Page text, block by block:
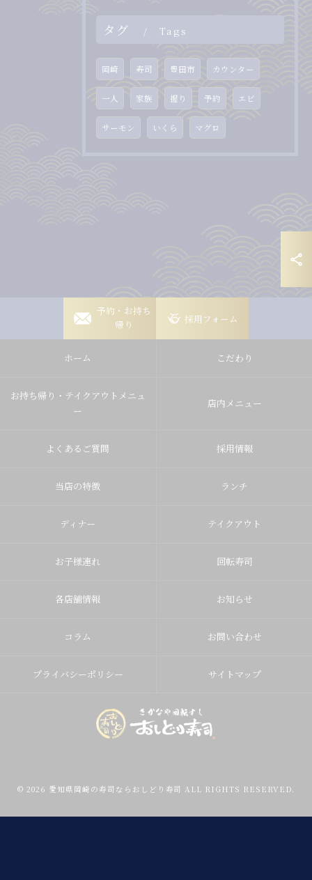
タグ Tags
岡崎 寿司 豊田市 カウンター
一人 家族 握り 予約 エビ
サーモン いくら マグロ
予約・お持ち
帰り
岡崎稲熊店
岡崎竜美丘店
豊田梅坪店
採用フォーム
ホーム こだわり
お持ち帰り・テイクアウトメニュ
ー
店内メニュー
よくあるご質問 採用情報
当店の特徴 ランチ
ディナー テイクアウト
お子様連れ 回転寿司
各店舗情報 お知らせ
コラム お問い合わせ
プライバシーポリシー サイトマップ
© 2026 愛知県岡崎の寿司ならおしどり寿司 ALL RIGHTS RESERVED.